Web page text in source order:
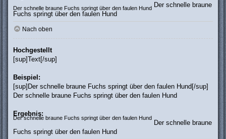
Der schnelle braune Fuchs springt über den faulen Hund Der schnelle braune
Fuchs springt über den faulen Hund
Nach oben
Hochgestellt
[sup]Text[/sup]
Beispiel:
[sup]Der schnelle braune Fuchs springt über den faulen Hund[/sup]
Der schnelle braune Fuchs springt über den faulen Hund
Ergebnis:
Der schnelle braune Fuchs springt über den faulen Hund
Der schnelle braune
Fuchs springt über den faulen Hund